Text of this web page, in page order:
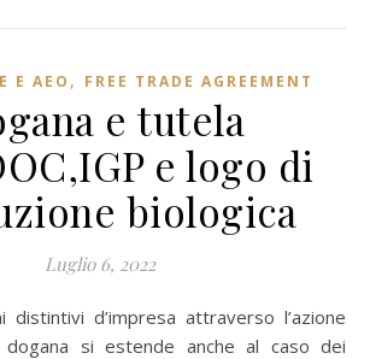
E AEO , FREE TRADE AGREEMENT
e tutela
e logo di
biologica
Luglio 6, 2022
dogana si estende anche al caso dei